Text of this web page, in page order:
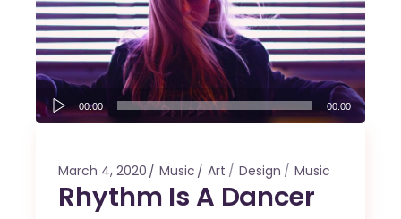
Audio
Player
00:00 00:00
March 4, 2020 Music Art Design Music
Rhythm Is A Dancer